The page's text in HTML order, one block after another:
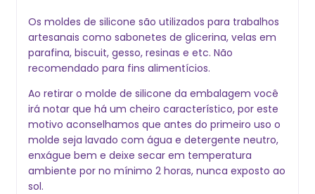
Os moldes de silicone são utilizados para trabalhos
artesanais como sabonetes de glicerina, velas em
parafina, biscuit, gesso, resinas e etc. Não
recomendado para fins alimentícios.
Ao retirar o molde de silicone da embalagem você
irá notar que há um cheiro característico, por este
motivo aconselhamos que antes do primeiro uso o
molde seja lavado com água e detergente neutro,
enxágue bem e deixe secar em temperatura
ambiente por no mínimo 2 horas, nunca exposto ao
sol.